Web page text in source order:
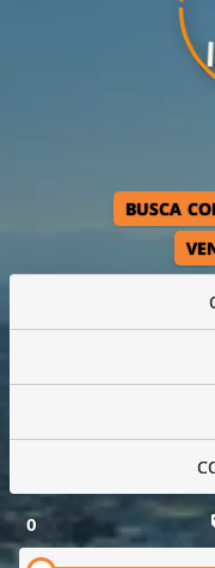
BUSCA
0